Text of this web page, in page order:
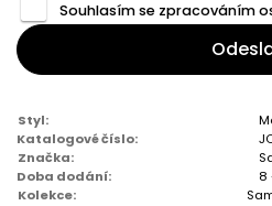
Souhlasím se zpracováním
Styl:
Katalogové číslo:
Značka:
Doba dodání:
8
Kolekce: